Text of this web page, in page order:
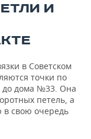
И
в Советском
точки по
дома №33. Она
петель, а
в свою очередь